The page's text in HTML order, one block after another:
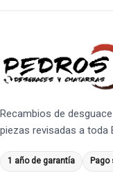
Recambios de
piezas revisadas a toda
1 año de garantía Pago